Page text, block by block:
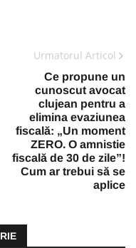
Urmatorul Articol
Ce propune un
cunoscut avocat
clujean pentru a
elimina evaziunea
fiscală: „Un moment
ZERO. O amnistie
fiscală de 30 de zile”!
Cum ar trebui să se
aplice